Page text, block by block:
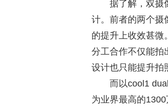
据了解，双摄
计。前者的两个摄
的提升上收效甚微
分工合作不仅能拍
设计也只能提升拍
而以cool1
为业界最高的